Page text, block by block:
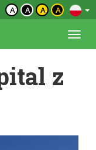
A A A A
z